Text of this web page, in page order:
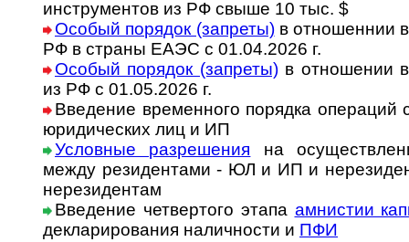
инст­ру­ментов из РФ свыше 10 тыс. $
Особый порядок (запреты)в отношеннии
РФ в страны ЕАЭС с 01.04.2026 г.
Особый порядок (запреты)в отношении
из РФ с 01.05.2026 г.
Введение временного порядка опера­ций
юриди­чес­ких лиц и ИП
Условные разрешения на
между рези­ден­тами - ЮЛ и ИП и
нере­зидентам
Введение четвертого этапа амнистии
декла­риро­вания налич­ности и ПФИ